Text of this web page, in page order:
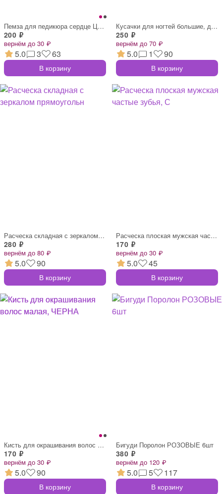
Пемза для педикюра сердце ЦВЕТНАЯ 110-00
200 ₽
вернём до 30 ₽
5.0 3 63
В корзину
Кусачки для ногтей большие, длина 7.8см,
250 ₽
вернём до 70 ₽
5.0 1 90
В корзину
Расческа складная с зеркалом прямоугольн
280 ₽
вернём до 80 ₽
5.0 90
В корзину
Расческа плоская мужская частые зубья, С
170 ₽
вернём до 30 ₽
5.0 45
В корзину
Кисть для окрашивания волос малая, ЧЕРНА
170 ₽
вернём до 30 ₽
5.0 90
В корзину
Бигуди Поролон РОЗОВЫЕ 6шт
380 ₽
вернём до 120 ₽
5.0 5 117
В корзину